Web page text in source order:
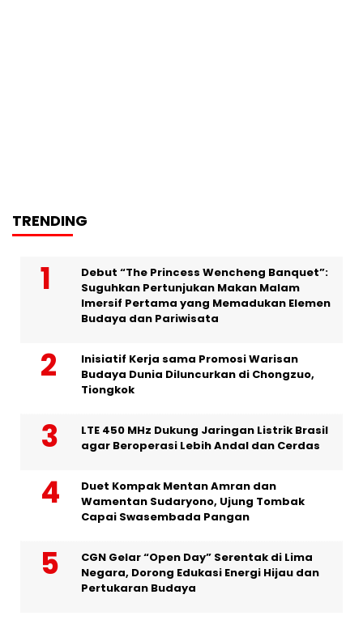
TRENDING
Debut “The Princess Wencheng Banquet”:
Suguhkan Pertunjukan Makan Malam
Imersif Pertama yang Memadukan Elemen
Budaya dan Pariwisata
Inisiatif Kerja sama Promosi Warisan
Budaya Dunia Diluncurkan di Chongzuo,
Tiongkok
LTE 450 MHz Dukung Jaringan Listrik Brasil
agar Beroperasi Lebih Andal dan Cerdas
Duet Kompak Mentan Amran dan
Wamentan Sudaryono, Ujung Tombak
Capai Swasembada Pangan
CGN Gelar “Open Day” Serentak di Lima
Negara, Dorong Edukasi Energi Hijau dan
Pertukaran Budaya